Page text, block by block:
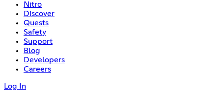
Nitro
Discover
Quests
Safety
Support
Blog
Developers
Careers
Log In